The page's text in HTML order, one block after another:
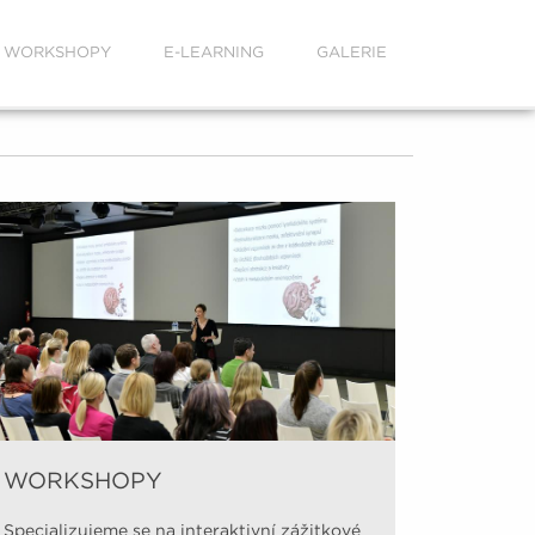
WORKSHOPY E-LEARNING GALERIE
WORKSHOPY
Specializujeme se na interaktivní zážitkové